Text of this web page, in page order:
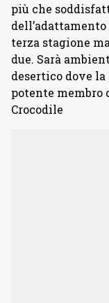
più che
terza stagione
due. Sarà
desertico dove
potente membro
Crocodile